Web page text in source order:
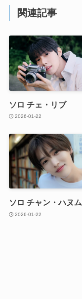
関連記事
ソロ チェ・リブ
2026-01-22
ソロ チャン・ハヌム
2026-01-22